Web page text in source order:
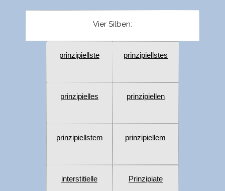
Vier Silben:
prinzipiellste prinzipiellstes
prinzipielles prinzipiellen
prinzipiellstem prinzipiellem
interstitielle Prinzipiate